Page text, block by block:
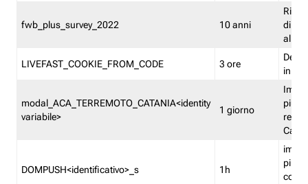
fwb_plus_survey_2022 10 anni
di
LIVEFAST_COOKIE_FROM_CODE 3 ore
in
modal_ACA_TERREMOTO_CATANIA<identity
variabile>
1 giorno
più
DOMPUSH<identificativo>_s 1h
più